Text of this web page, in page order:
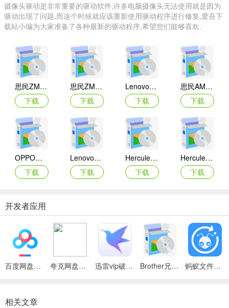
摄像头驱动是非常重要的驱动软件,许多电脑摄像头无法使用就是因为
驱动出现了问题,而这个时候就应该重新使用驱动程序进行修复,爱吾下
载站小编为大家准备了各种最新的驱动程序,希望您们能够喜欢.
思民ZM-PC200摄像头驱动
下载
思民ZM-PC100摄像头驱动
下载
Lenovo联想ThinkPad Tablet 2平板电脑摄像头驱动
下载
思民AMCAP ZM-PC100摄像头驱动
下载
OPPO网络摄像头驱动
下载
Lenovo联想ThinkPad E430/E435/E445/E530/E535/E545笔记本摄像头驱动
下载
Hercules Deluxe Optical Glass摄像头驱动
下载
Hercules Dualpix Exchange摄像头驱动
下载
开发者应用
百度网盘绿色免安装Pc电脑版 夸克网盘官方正式版 迅雷vip破解版永久会员2024版 Brother兄弟 MFC-8480DN多功能一体机ISIS驱动 蚂蚁文件（数据恢复大师）
相关文章